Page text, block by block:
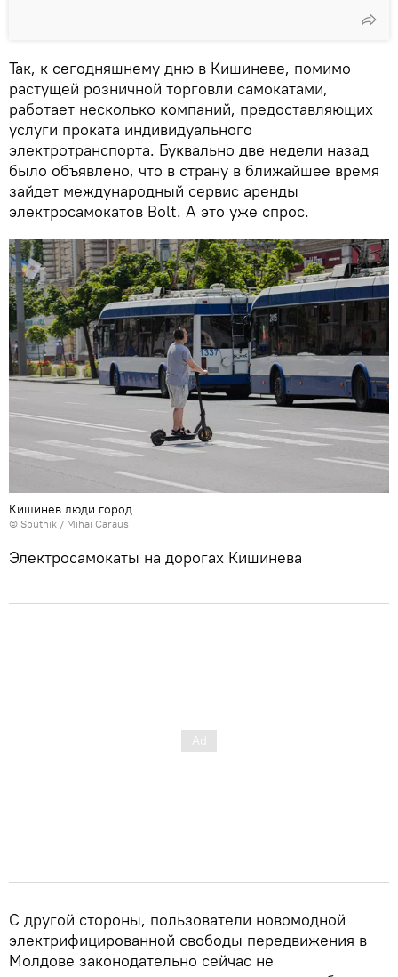
Так, к сегодняшнему дню в Кишиневе, помимо
растущей розничной торговли самокатами,
работает несколько компаний, предоставляющих
услуги проката индивидуального
электротранспорта. Буквально две недели назад
было объявлено, что в страну в ближайшее время
зайдет международный сервис аренды
электросамокатов Bolt. А это уже спрос.
Кишинев люди город
© Sputnik / Mihai Caraus
Электросамокаты на дорогах Кишинева
С другой стороны, пользователи новомодной
электрифицированной свободы передвижения в
Молдове законодательно сейчас не